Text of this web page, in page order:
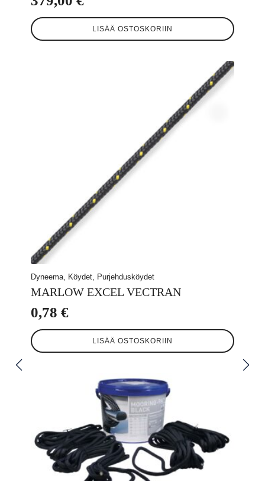
LISÄÄ OSTOSKORIIN
Dyneema, Köydet, Purjehdusköydet
MARLOW EXCEL VECTRAN
0,78 €
LISÄÄ OSTOSKORIIN